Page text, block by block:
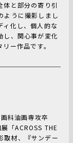
体と部分の寄り引
ように撮影しまし
ィ化し、個人的な
し、関心事が変化
ー作品です。
科油画専攻卒
「ACROSS THE
取材、『サンデー